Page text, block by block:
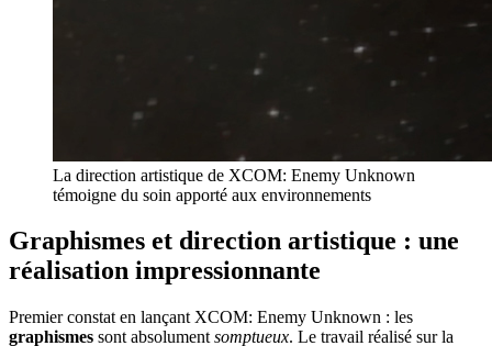
La direction artistique de XCOM: Enemy Unknown
témoigne du soin apporté aux environnements
Graphismes et direction artistique : une
réalisation impressionnante
Premier constat en lançant XCOM: Enemy Unknown : les
graphismes sont absolument somptueux. Le travail réalisé sur la